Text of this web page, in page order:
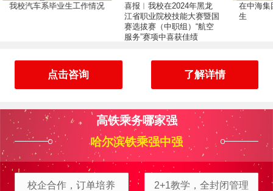
我校汽车系毕业生工作情况
喜报︱我校在2024年黑龙
江省职业院校技能大赛暨国
赛选拔赛（中职组）“航空
服务”赛项中喜获佳绩
在中海
生
点击咨询 了解详情
高铁乘务哪家强
哈尔滨铁乘强中强
校企合作，订单培养 2+1教学，全封闭管理